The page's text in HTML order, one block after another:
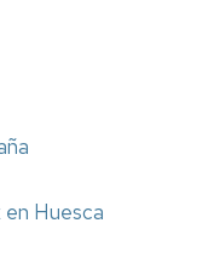
Huesca